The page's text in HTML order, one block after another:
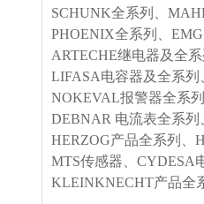
SCHUNK全系列、
PHOENIX全系列、
ARTECHE继电器及全
LIFASA电容器及全系
NOKEVAL报警器全系
DEBNAR 电流表全系
HERZOG产品全系列、
MTS传感器、CYDESA
KLEINKNECHT产品全